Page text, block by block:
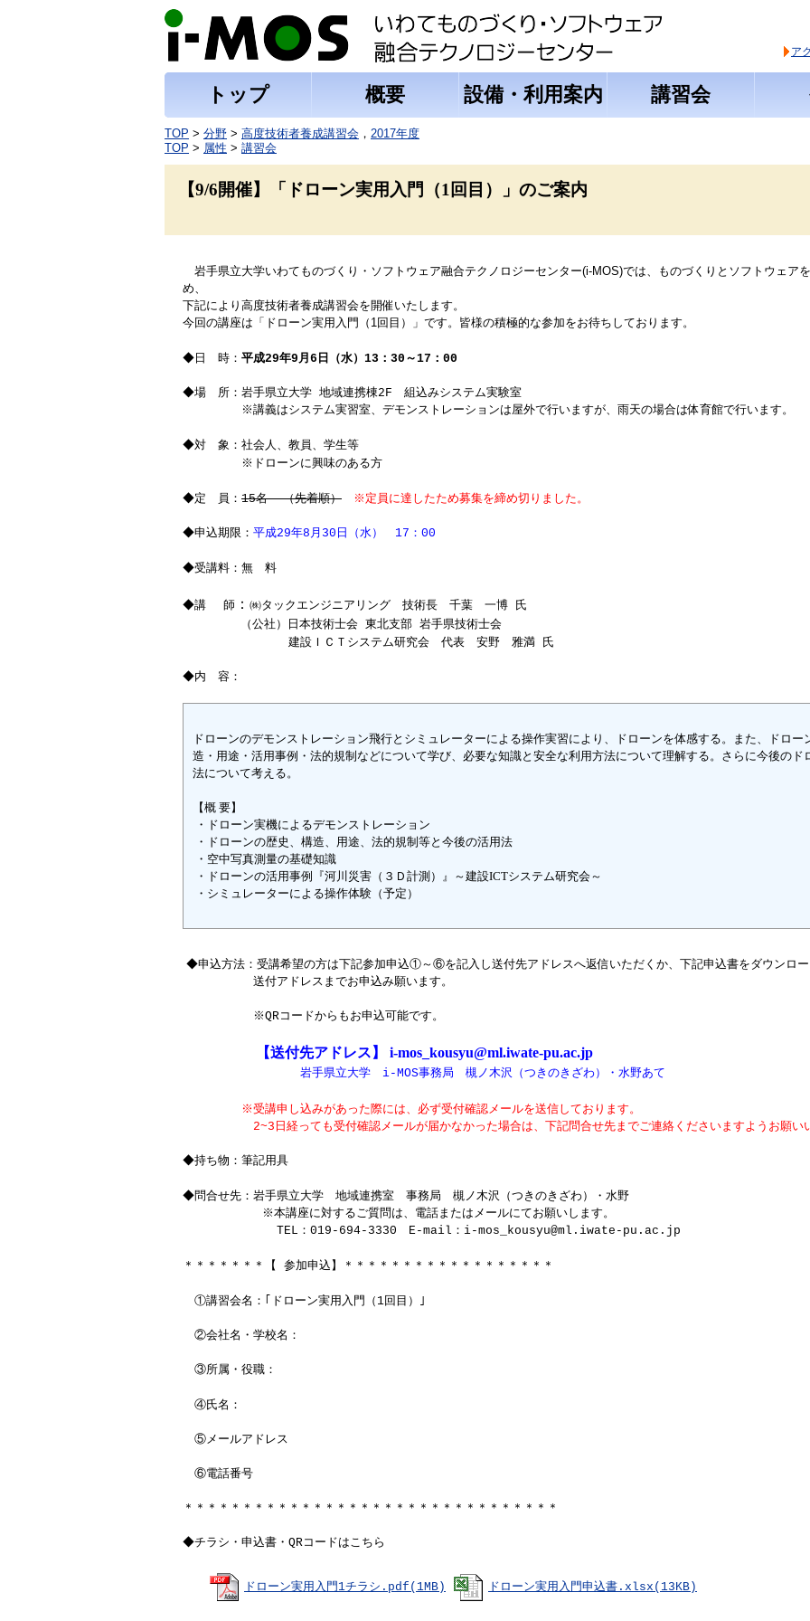
ア
トップ 概要 設備・利用案内 講習会
TOP > 分野 > 高度技術者養成講習会 ， 2017年度
TOP > 属性 > 講習会
【9/6開催】「ドローン実用入門（1回目）」のご案内
岩手県立大学いわてものづくり・ソフトウェア融合テクノロジーセンター(i-MOS)では、
ものづくりとソフトウェア
め、
下記により 高度技術者養成講習会を開催いたします。
今回の講座は「ドローン実用入門（1回目）」です。 皆様の積極的な参加をお待ちしております。
◆日 時： 平成29年9月6 日（水）13：30～17：00
◆場 所：岩手県立大学 地域連携棟2F 組込みシステム実験室
※講義はシステム実習室、 デモンストレーションは屋外で行いますが、雨天の場合は体育館で行います。
◆対 象：社会人、教員、学生等
※ドローンに興味のある方
◆定 員： 15名（先着順） ※定員に達したため募集を締め切りました。
◆申込期限： 平成29年8月30日（水） 17：00
◆受講料：無 料
◆講 師 ： ㈱タックエンジニアリング 技術長 千葉 一博 氏
（公社）日本技術士会 東北支部 岩手県技術士会
建設ＩＣＴシステム研究会 代表 安野 雅満 氏
◆内 容：
ドローンのデモンストレーション飛行とシミュレーターによる操作実習により、ドローンを体感する。また、ドロー
造・用途・活用事例・法的規制などについて学び、必要な知識と安全な利用方法について理解する。さらに今後のド
法について考える。
【概 要】
・ドローン実機によるデモンストレーション
・ドローンの歴史、構造、用途、法的規制等と今後の活用法
・空中写真測量の基礎知識
・ドローンの活用事例
『河川災害（３Ｄ計測） 』 ～建設ICTシステム研究会～
・シミュレーターによる操作体験（予定）
◆申込方法：受講希望の方は下記参加申込①～⑥を記入し送付先アドレスへ返信いただくか、 下記申込書をダウンロー
送付アドレスまでお申込み願います。
※QRコードからもお申込可能です。
【送付先アドレス】 i-mos_kousyu@ml.iwate-pu.ac.jp
岩手県立大学 i-MOS事務局 槻ノ木沢（つきのきざわ）・水野あて
※受講申し込みがあった際には、必ず受付確認メールを送信しております。
2~3日経っても受付確認メールが届かなかった場合は、下記問合せ先までご連絡くださいますようお願い
◆持ち物：筆記用具
◆問合せ先：岩手県立大学 地域連携室 事務局 槻ノ木沢（つきのきざわ）・水野
※本講座に対するご質問は、電話またはメールにてお願いします。
TEL：019-694-3330 E-mail： i-mos_kousyu@ml.iwate-pu.ac.jp
＊＊＊＊＊＊＊【 参加申込】＊＊＊＊＊＊＊＊＊＊＊＊＊＊＊＊＊＊
①講習会名：｢ドローン実用入門（1回目）｣
②会社名・学校名：
③所属・役職：
④氏名：
⑤メールアドレス
⑥電話番号
＊＊＊＊＊＊＊＊＊＊＊＊＊＊＊＊＊＊＊＊＊＊＊＊＊＊＊＊＊＊＊＊
◆チラシ・申込書・QRコードはこちら
ドローン実用入門1チラシ.pdf(1MB) ドローン実用入門申込書.xlsx(13KB)